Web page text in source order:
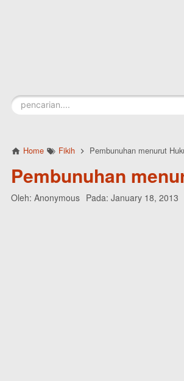
Home Fikih Pembunuhan menurut
Pembunuhan
Oleh: Anonymous Pada: January 18, 2013